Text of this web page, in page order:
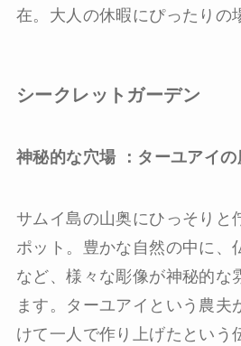
在。大人の休暇にぴったりの
シークレットガーデン
神秘的な穴場 ：ターユアイ
サムイ島の山奥にひっそりと
ポット。豊かな自然の中に、
など、様々な彫像が神秘的な
ます。ターユアイという農夫
けて一人で作り上げたという